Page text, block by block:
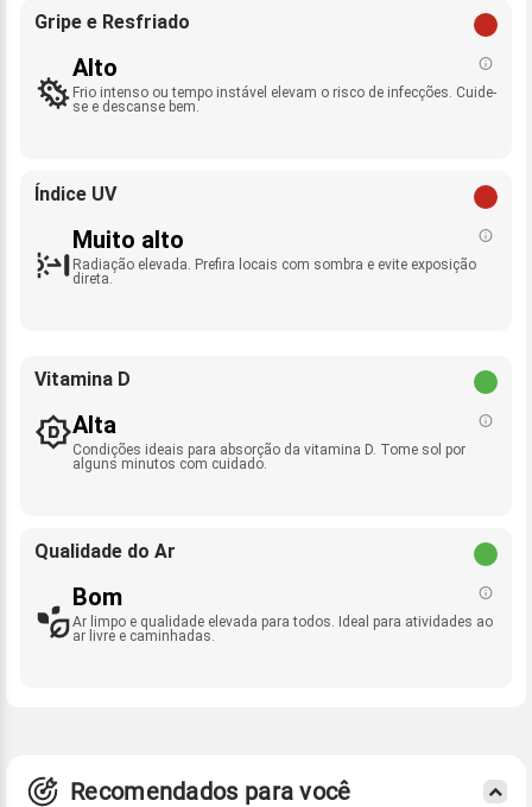
Gripe e Resfriado
Alto
Frio intenso ou tempo instável elevam o risco de infecções. Cuide-
se e descanse bem.
Índice UV
Muito alto
Radiação elevada. Prefira locais com sombra e evite exposição
direta.
Vitamina D
Alta
Condições ideais para absorção da vitamina D. Tome sol por
alguns minutos com cuidado.
Qualidade do Ar
Bom
Ar limpo e qualidade elevada para todos. Ideal para atividades ao
ar livre e caminhadas.
Recomendados para você